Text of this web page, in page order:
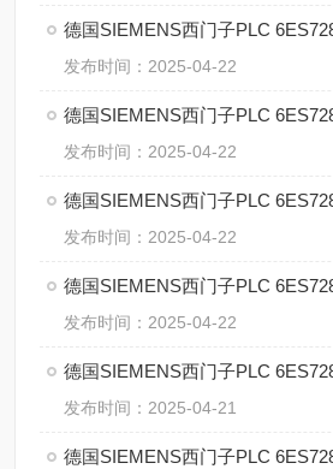
发布时间：2025-04-22
发布时间：2025-04-22
发布时间：2025-04-22
发布时间：2025-04-22
发布时间：2025-04-21